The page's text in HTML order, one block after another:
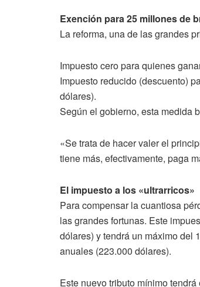
Exención para 25 millones de
La reforma, una de las grandes
Impuesto cero para quienes
Impuesto reducido (descuento)
dólares).
Según el gobierno, esta medida
«Se trata de hacer valer el
tiene más, efectivamente, paga
El impuesto a los «ultrarricos»
Para compensar la cuantiosa
las grandes fortunas. Este
dólares) y tendrá un máximo del
anuales (223.000 dólares).
Este nuevo tributo mínimo